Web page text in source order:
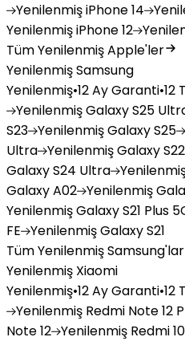
YenilenmişiPhone 14
YenilenmişiPhone 12
Tüm Yenilenmiş Apple'ler
Yenilenmiş Samsung
Yenilenmiş•12 Ay Garanti•12
YenilenmişGalaxy S25
S23 YenilenmişGalaxy S25
Ultra YenilenmişGalaxy
Galaxy S24 Ultra
Galaxy A02 Yenilenmiş
YenilenmişGalaxy S21 Plus
FE YenilenmişGalaxy S21
Tüm Yenilenmiş Samsung'lar
Yenilenmiş Xiaomi
Yenilenmiş•12 Ay Garanti•12
Yenilenmiş Redmi Note 12
Note 12 Yenilenmiş Redmi